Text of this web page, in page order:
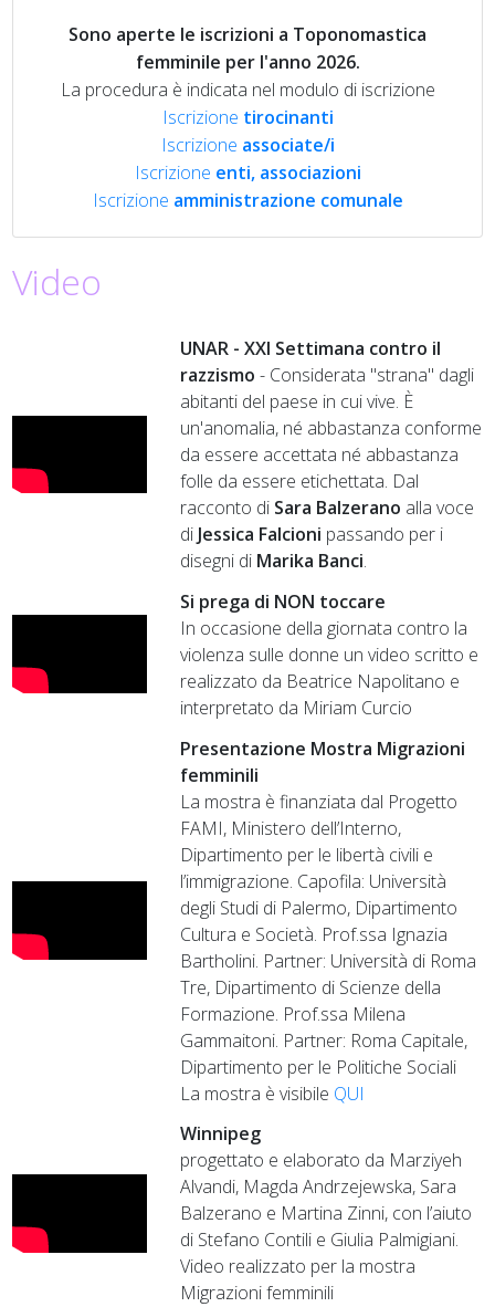
Sono aperte le iscrizioni a Toponomastica
femminile per l'anno 2026.
La procedura è indicata nel modulo di iscrizione
Iscrizione tirocinanti
Iscrizione associate/i
Iscrizione enti, associazioni
Iscrizione amministrazione comunale
Video
UNAR - XXI Settimana contro il
razzismo - Considerata "strana" dagli
abitanti del paese in cui vive. È
un'anomalia, né abbastanza conforme
da essere accettata né abbastanza
folle da essere etichettata. Dal
racconto di Sara Balzerano alla voce
di Jessica Falcioni passando per i
disegni di Marika Banci.
Si prega di NON toccare
In occasione della giornata contro la
violenza sulle donne un video scritto e
realizzato da Beatrice Napolitano e
interpretato da Miriam Curcio
Presentazione Mostra Migrazioni
femminili
La mostra è finanziata dal Progetto
FAMI, Ministero dell’Interno,
Dipartimento per le libertà civili e
l’immigrazione. Capofila: Università
degli Studi di Palermo, Dipartimento
Cultura e Società. Prof.ssa Ignazia
Bartholini. Partner: Università di Roma
Tre, Dipartimento di Scienze della
Formazione. Prof.ssa Milena
Gammaitoni. Partner: Roma Capitale,
Dipartimento per le Politiche Sociali
La mostra è visibile QUI
Winnipeg
progettato e elaborato da Marziyeh
Alvandi, Magda Andrzejewska, Sara
Balzerano e Martina Zinni, con l’aiuto
di Stefano Contili e Giulia Palmigiani.
Video realizzato per la mostra
Migrazioni femminili